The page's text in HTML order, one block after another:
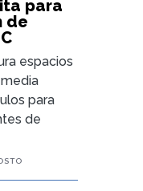
para
de
espacios
para
de